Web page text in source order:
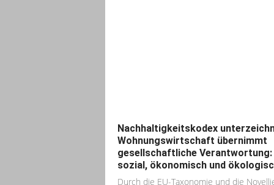
Nachhaltigkeitskodex
Wohnungswirtschaft übernimmt
gesellschaftliche Verantwortung:
sozial, ökonomisch und
Durch die EU-Taxonomie und die